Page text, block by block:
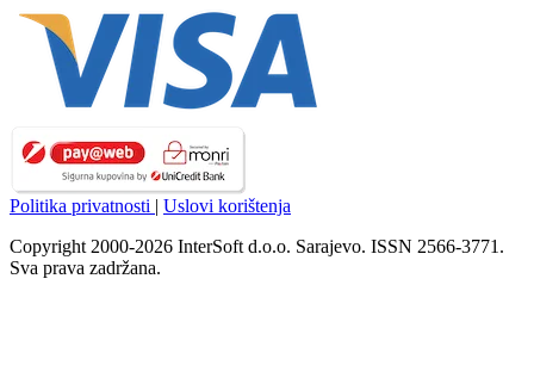
Politika privatnosti | Uslovi korištenja
Copyright 2000-2026 InterSoft d.o.o. Sarajevo. ISSN 2566-3771.
Sva prava zadržana.